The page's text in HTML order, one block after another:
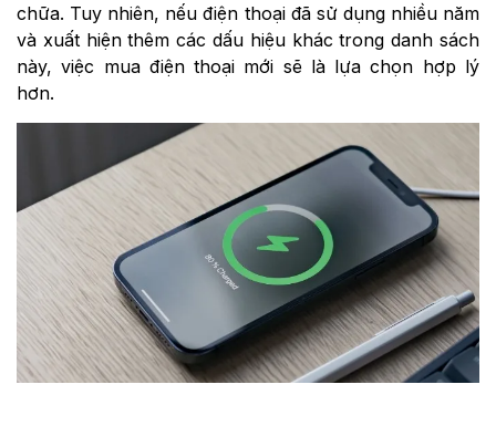
chữa. Tuy nhiên, nếu điện thoại đã sử dụng nhiều năm
và xuất hiện thêm các dấu hiệu khác trong danh sách
này, việc mua điện thoại mới sẽ là lựa chọn hợp lý
hơn.